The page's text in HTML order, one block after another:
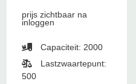
prijs zichtbaar na
inloggen
Capaciteit: 2000
Lastzwaartepunt:
500